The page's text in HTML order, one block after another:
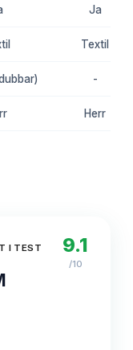
Ja
Textil
-
Herr
I TEST 9.1
/10